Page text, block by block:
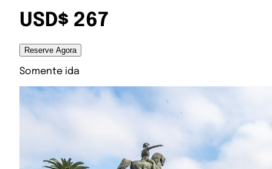
USD$ 267
Reserve Agora
Somente ida